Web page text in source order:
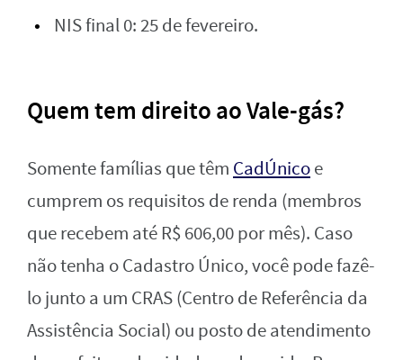
NIS final 0: 25 de fevereiro.
Quem tem direito ao Vale-gás?
Somente famílias que têm CadÚnicoe
cumprem os requisitos de renda (membros
que recebem até R$ 606,00 por mês). Caso
não tenha o Cadastro Único, você pode fazê-
lo junto a um CRAS (Centro de Referência da
Assistência Social) ou posto de atendimento